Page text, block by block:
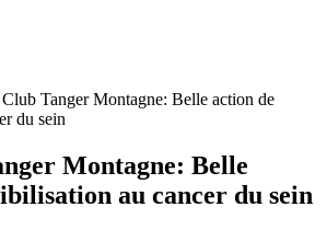
Tanger Montagne: Belle action de
du sein
Montagne: Belle
au cancer du sein